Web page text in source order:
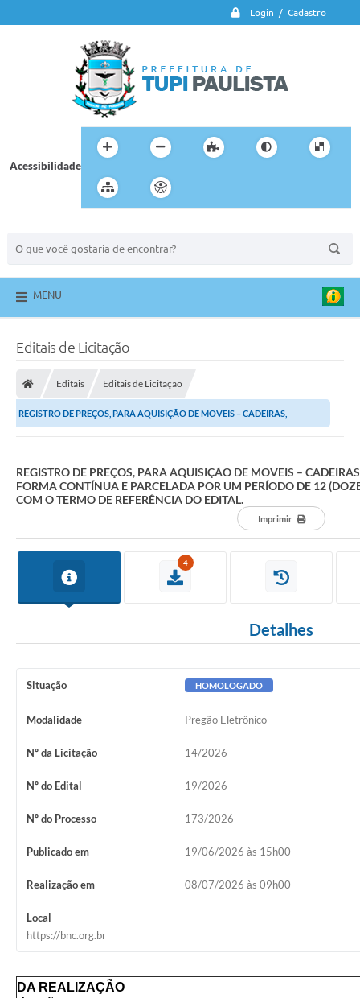
Login / Cadastro
Acessibilidade
MENU
Editais de Licitação
Editais Editais de Licitação
REGISTRO DE PREÇOS, PARA AQUISIÇÃO DE MOVEIS – CADEIRAS,
REGISTRO DE PREÇOS, PARA AQUISIÇÃO DE MOVEIS –
FORMA CONTÍNUA E PARCELADA POR UM PERÍODO DE 12
COM O TERMO DE REFERÊNCIA DO EDITAL.
Imprimir
4
Detalhes
Situação HOMOLOGADO
Modalidade Pregão Eletrônico
Nº da Licitação 14/2026
Nº do Edital 19/2026
Nº do Processo 173/2026
Publicado em 19/06/2026 às 15h00
Realização em 08/07/2026 às 09h00
Local
https://bnc.org.br
DA REALIZAÇÃO